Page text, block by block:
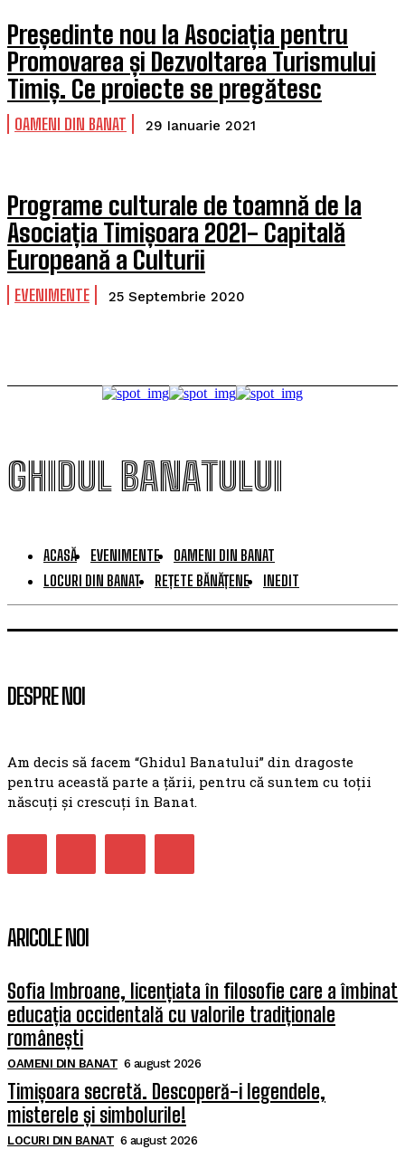
Președinte nou la Asociația pentru
Promovarea și Dezvoltarea Turismului
Timiș. Ce proiecte se pregătesc
OAMENI DIN BANAT 29 Ianuarie 2021
Programe culturale de toamnă de la
Asociația Timișoara 2021- Capitală
Europeană a Culturii
EVENIMENTE 25 Septembrie 2020
GHIDUL BANATULUI
ACASĂ EVENIMENTE
OAMENI DIN BANAT
LOCURI DIN BANAT
REȚETE BĂNĂȚENE INEDIT
DESPRE NOI
Am decis să facem “Ghidul Banatului” din dragoste
pentru această parte a țării, pentru că suntem cu toții
născuți și crescuți în Banat.
ARICOLE NOI
Sofia Imbroane, licențiata în filosofie care a îmbinat
educația occidentală cu valorile tradiționale
românești
OAMENI DIN BANAT 6 august 2026
Timișoara secretă. Descoperă-i legendele,
misterele și simbolurile!
LOCURI DIN BANAT 6 august 2026